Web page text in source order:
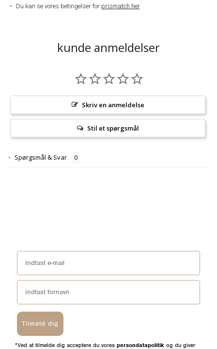
Du kan se vores betingelser for prismatch her.
kunde anmeldelser
Skriv en anmeldelse
Stil et spørgsmål
Spørgsmål & Svar
Tilmeld dig
*Ved at tilmelde dig acceptere du vores persondatapolitik og du giver